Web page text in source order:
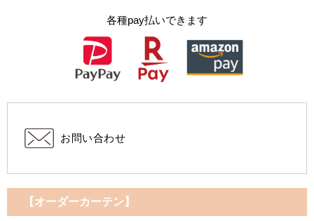
各種pay払いできます
お問い合わせ
【オーダーカーテン】